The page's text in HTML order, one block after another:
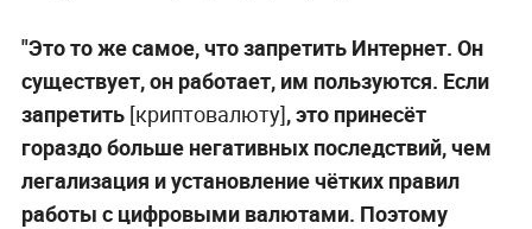
"Это то же самое, что запретить Интернет. Он
существует, он работает, им пользуются. Если
запретить [криптовалюту], это принесёт
гораздо больше негативных последствий, чем
легализация и установление чётких правил
работы с цифровыми валютами. Поэтому